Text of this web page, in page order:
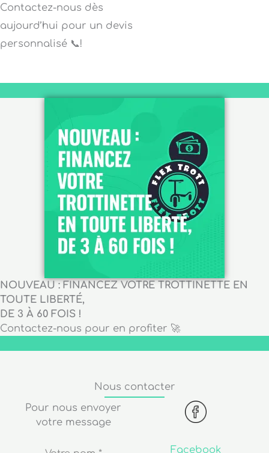
Contactez-nous dès
aujourd’hui pour un devis
personnalisé 📞!
NOUVEAU : FINANCEZ VOTRE TROTTINETTE EN
TOUTE LIBERTÉ,
DE 3 À 60 FOIS !
Contactez-nous pour en profiter 🚀
Nous contacter
Pour nous envoyer
votre message
Facebook